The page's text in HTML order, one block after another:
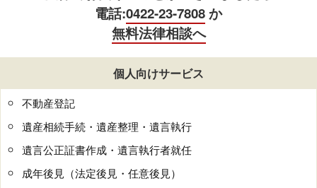
電話:0422-23-7808か
無料法律相談へ
個人向けサービス
不動産登記
遺産相続手続・遺産整理・遺言執行
遺言公正証書作成・遺言執行者就任
成年後見（法定後見・任意後見）